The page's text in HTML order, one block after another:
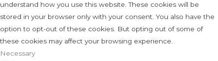
understand how you use this website. These cookies will be
stored in your browser only with your consent. You also have the
option to opt-out of these cookies. But opting out of some of
these cookies may affect your browsing experience.
Necessary